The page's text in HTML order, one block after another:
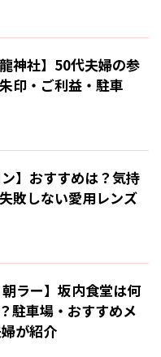
神社】50代夫婦の参
印・ご利益・駐車
ン】おすすめは？気持
敗しない愛用レンズ
朝ラー】坂内食堂は何
駐車場・おすすめメ
が紹介